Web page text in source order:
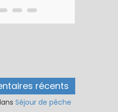
récents
Séjour de pêche